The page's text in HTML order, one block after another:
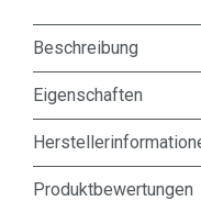
Beschreibung
Eigenschaften
Produktbewertungen